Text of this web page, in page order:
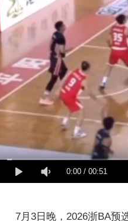
0:00 / 00:51
7月3日晚，2026浙BA预选